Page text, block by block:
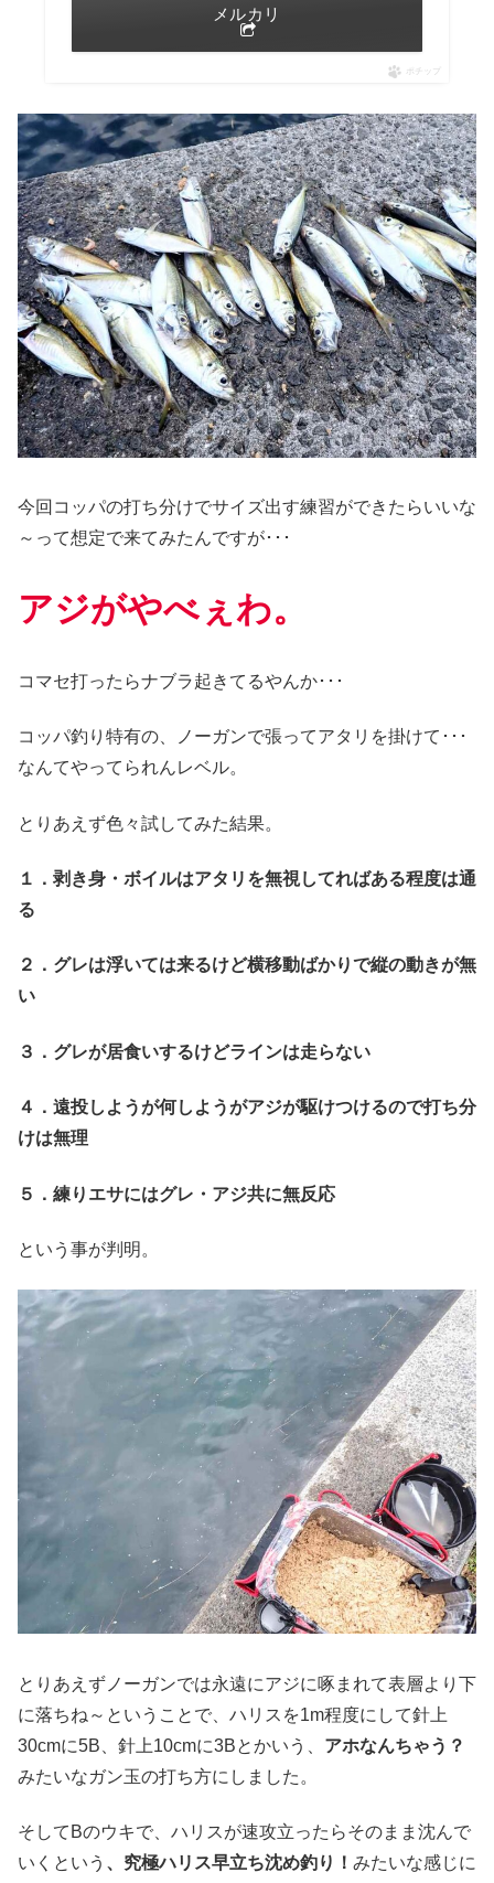
メルカリ
ポチップ
今回コッパの打ち分けでサイズ出す練習ができたらいいな
～って想定で来てみたんですが･･･
アジがやべぇわ。
コマセ打ったらナブラ起きてるやんか･･･
コッパ釣り特有の、ノーガンで張ってアタリを掛けて･･･
なんてやってられんレベル。
とりあえず色々試してみた結果。
１．剥き身・ボイルはアタリを無視してればある程度は通
る
２．グレは浮いては来るけど横移動ばかりで縦の動きが無
い
３．グレが居食いするけどラインは走らない
４．遠投しようが何しようがアジが駆けつけるので打ち分
けは無理
５．練りエサにはグレ・アジ共に無反応
という事が判明。
とりあえずノーガンでは永遠にアジに啄まれて表層より下
に落ちね～ということで、ハリスを1m程度にして針上
30cmに5B、針上10cmに3Bとかいう、 アホなんちゃう？
みたいなガン玉の打ち方にしました。
そしてBのウキで、ハリスが速攻立ったらそのまま沈んで
いくという 、究極ハリス早立ち沈め釣り！ みたいな感じに